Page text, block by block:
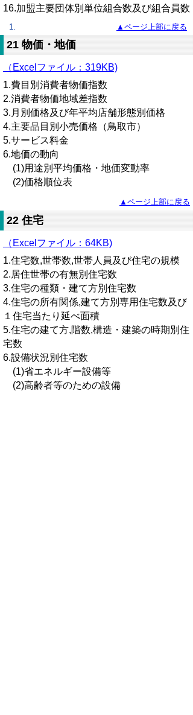
16.加盟主要団体別単位組合数及び組合員数
▲ページ上部に戻る
21 物価・地価
（Excelファイル：319KB)
1.費目別消費者物価指数
2.消費者物価地域差指数
3.月別価格及び年平均店舗形態別価格
4.主要品目別小売価格（鳥取市）
5.サービス料金
6.地価の動向
(1)用途別平均価格・地価変動率
(2)価格順位表
▲ページ上部に戻る
22 住宅
（Excelファイル：64KB)
1.住宅数,世帯数,世帯人員及び住宅の規模
2.居住世帯の有無別住宅数
3.住宅の種類・建て方別住宅数
4.住宅の所有関係,建て方別専用住宅数及び
１住宅当たり延べ面積
5.住宅の建て方,階数,構造・建築の時期別住
宅数
6.設備状況別住宅数
(1)省エネルギー設備等
(2)高齢者等のための設備